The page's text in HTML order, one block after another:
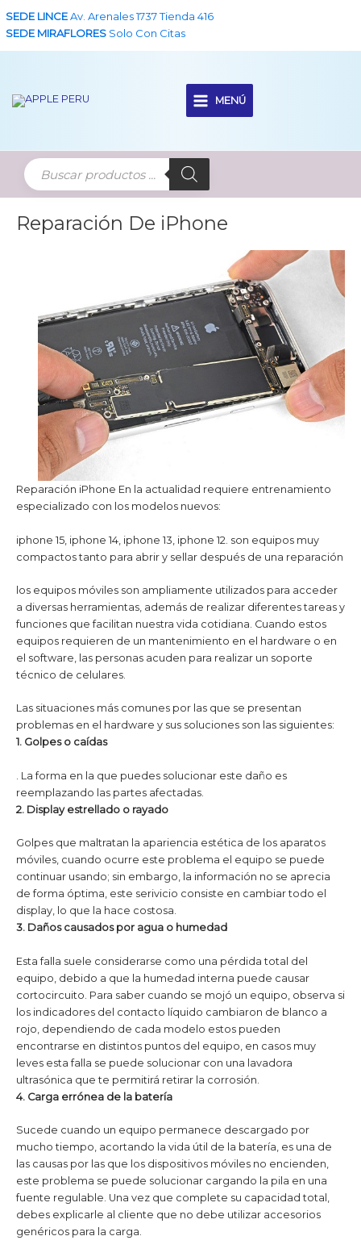
SEDE LINCEAv. Arenales 1737 Tienda 416
SEDE MIRAFLORES Solo Con Citas
Main
MENÚ
Reparación De iPhone
Reparación iPhone En la actualidad requiere entrenamiento
especializado con los modelos nuevos:
iphone 15, iphone 14, iphone 13, iphone 12. son equipos muy
compactos tanto para abrir y sellar después de una reparación
los equipos móviles son ampliamente utilizados para acceder
a diversas herramientas, además de realizar diferentes tareas y
funciones que facilitan nuestra vida cotidiana. Cuando estos
equipos requieren de un mantenimiento en el hardware o en
el software, las personas acuden para realizar un soporte
técnico de celulares.
Las situaciones más comunes por las que se presentan
problemas en el hardware y sus soluciones son las siguientes:
1. Golpes o caídas
. La forma en la que puedes solucionar este daño es
reemplazando las partes afectadas.
2. Display estrellado o rayado
Golpes que maltratan la apariencia estética de los aparatos
móviles, cuando ocurre este problema el equipo se puede
continuar usando; sin embargo, la información no se aprecia
de forma óptima, este serivicio consiste en cambiar todo el
display, lo que la hace costosa.
3. Daños causados por agua o humedad
Esta falla suele considerarse como una pérdida total del
equipo, debido a que la humedad interna puede causar
cortocircuito. Para saber cuando se mojó un equipo, observa si
los indicadores del contacto líquido cambiaron de blanco a
rojo, dependiendo de cada modelo estos pueden
encontrarse en distintos puntos del equipo, en casos muy
leves esta falla se puede solucionar con una lavadora
ultrasónica que te permitirá retirar la corrosión.
4. Carga errónea de la batería
Sucede cuando un equipo permanece descargado por
mucho tiempo, acortando la vida útil de la batería, es una de
las causas por las que los dispositivos móviles no encienden,
este problema se puede solucionar cargando la pila en una
fuente regulable. Una vez que complete su capacidad total,
debes explicarle al cliente que no debe utilizar accesorios
genéricos para la carga.